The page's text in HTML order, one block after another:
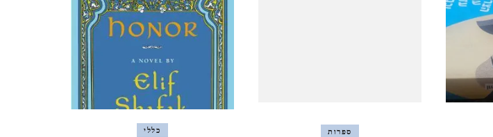
לידס LEEDS (אנגליה), ינואר
מנצ'סטר,MANCHESTER
ספרות כללי